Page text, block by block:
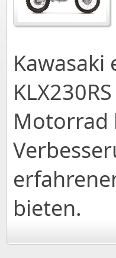
Kawasaki
Motorrad
bieten.